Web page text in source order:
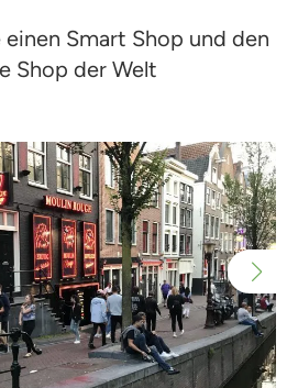
Smart Shop und den
Shop der Welt